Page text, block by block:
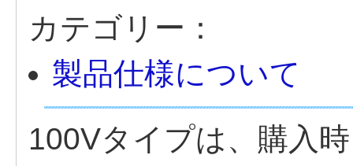
カテゴリー：
製品仕様について
100Vタイプは、購入